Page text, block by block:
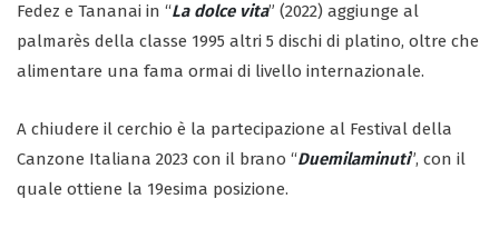
Fedez e Tananai in “La dolce vita” (2022) aggiunge al
palmarès della classe 1995 altri 5 dischi di platino, oltre che
alimentare una fama ormai di livello internazionale.
A chiudere il cerchio è la partecipazione al Festival della
Canzone Italiana 2023 con il brano “Duemilaminuti”, con il
quale ottiene la 19esima posizione.